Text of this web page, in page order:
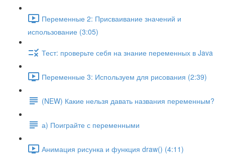
Переменные 2: Присваивание значений и
использование (3:05)
Тест: проверьте себя на знание переменных в Java
Переменные 3: Используем для рисования (2:39)
(NEW) Какие нельзя давать названия переменным?
а) Поиграйте с переменными
Анимация рисунка и функция draw() (4:11)